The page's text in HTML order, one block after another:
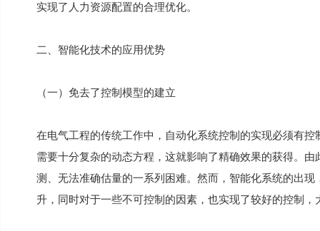
实现了人力资源配置的合理优化。
二、智能化技术的应用优势
（一）免去了控制模型的建立
在电气工程的传统工作中，自动化系统控制的实现必须有
需要十分复杂的动态方程，这就影响了精确效果的获得。
测、无法准确估量的一系列困难。然而，智能化系统的出
升，同时对于一些不可控制的因素，也实现了较好的控制